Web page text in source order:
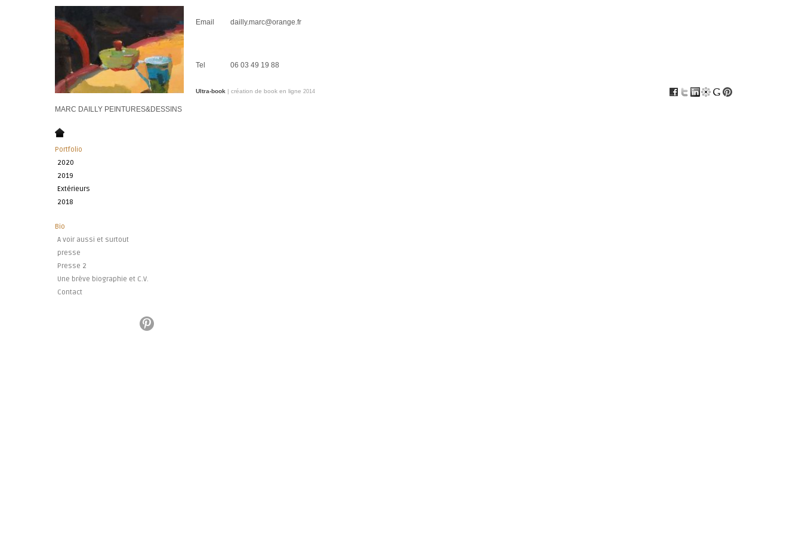
MARC DAILLY PEINTURES&DESSINS
Portfolio
2020
2019
Extérieurs
2018
Bio
A voir aussi et surtout
presse
Presse 2
Une brève biographie et C.V.
Contact
Email dailly.marc@orange.fr
Tel 06 03 49 19 88
Ultra-book | création de book en ligne 2014